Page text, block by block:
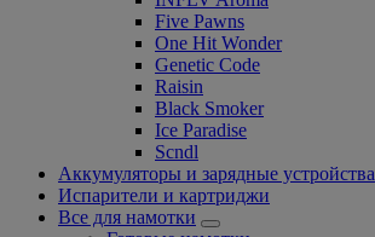
Five Pawns
One Hit Wonder
Genetic Code
Raisin
Black Smoker
Ice Paradise
Scndl
Аккумуляторы и зарядные устройства
Испарители и картриджи
Все для намотки